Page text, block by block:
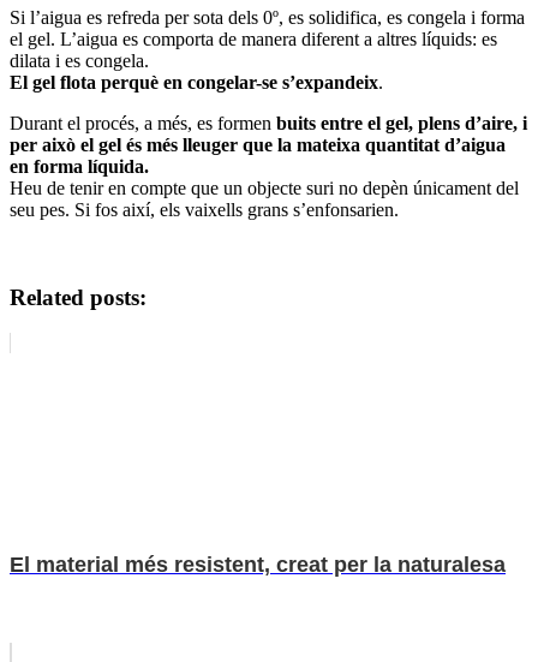
Si l’aigua es refreda per sota dels 0º, es solidifica, es congela i forma
el gel. L’aigua es comporta de manera diferent a altres líquids: es
dilata i es congela.
El gel flota perquè en congelar-se s’expandeix.
Durant el procés, a més, es formen buits entre el gel, plens d’aire, i
per això el gel és més lleuger que la mateixa quantitat d’aigua
en forma líquida.
Heu de tenir en compte que un objecte suri no depèn únicament del
seu pes. Si fos així, els vaixells grans s’enfonsarien.
Related posts:
El material més resistent, creat per la naturalesa